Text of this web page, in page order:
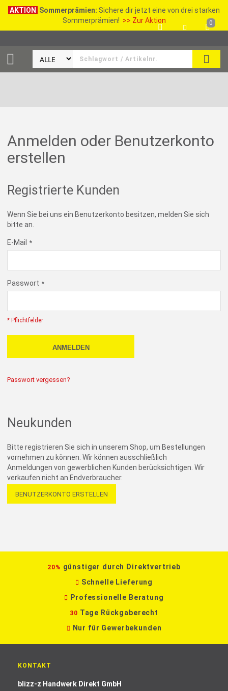
AKTION Sommerprämien: Sichere dir jetzt eine von drei starken
Sommerprämien! >> Zur Aktion 0
Anmelden oder Benutzerkonto
erstellen
Registrierte Kunden
Wenn Sie bei uns ein Benutzerkonto besitzen, melden Sie sich
bitte an.
E-Mail
Passwort
* Pflichtfelder
ANMELDEN
Passwort vergessen?
Neukunden
Bitte registrieren Sie sich in unserem Shop, um Bestellungen
vornehmen zu können. Wir können ausschließlich
Anmeldungen von gewerblichen Kunden berücksichtigen. Wir
verkaufen nicht an Endverbraucher.
BENUTZERKONTO ERSTELLEN
20% günstiger durch Direktvertrieb
Schnelle Lieferung
Professionelle Beratung
30 Tage Rückgaberecht
Nur für Gewerbekunden
KONTAKT
blizz-z Handwerk Direkt GmbH